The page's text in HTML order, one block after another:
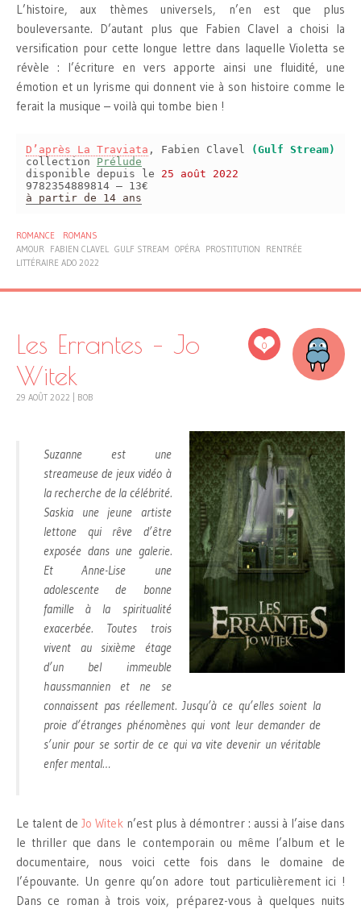
L’histoire, aux thèmes universels, n’en est que plus
bouleversante. D’autant plus que Fabien Clavel a choisi la
versification pour cette longue lettre dans laquelle Violetta se
révèle : l’écriture en vers apporte ainsi une fluidité, une
émotion et un lyrisme qui donnent vie à son histoire comme le
ferait la musique – voilà qui tombe bien !
D’après La Traviata , Fabien Clavel
(Gulf Stream)
collection Prélude
disponible depuis le 25 août 2022
9782354889814 – 13€
à partir de 14 ans
ROMANCE
ROMANS
AMOUR FABIEN CLAVEL GULF STREAM OPÉRA PROSTITUTION
RENTRÉE
LITTÉRAIRE ADO 2022
0
Les Errantes – Jo
Witek
29 AOÛT 2022 BOB
Suzanne est une
streameuse de jeux vidéo à
la recherche de la célébrité.
Saskia une jeune artiste
lettone qui rêve d’être
exposée dans une galerie.
Et Anne-Lise une
adolescente de bonne
famille à la spiritualité
exacerbée. Toutes trois
vivent au sixième étage
d’un bel immeuble
haussmannien et ne se
connaissent pas réellement. Jusqu’à ce qu’elles soient la
proie d’étranges phénomènes qui vont leur demander de
s’unir pour se sortir de ce qui va vite devenir un véritable
enfer mental…
Le talent de Jo Witek n’est plus à démontrer : aussi à l’aise dans
le thriller que dans le contemporain ou même l’album et le
documentaire, nous voici cette fois dans le domaine de
l’épouvante. Un genre qu’on adore tout particulièrement ici !
Dans ce roman à trois voix, préparez-vous à quelques nuits